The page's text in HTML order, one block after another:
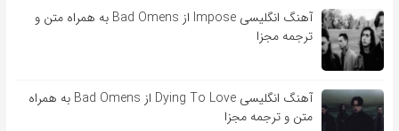
آهنگ انگلیسی Impose از Bad Omens به همراه متن و
ترجمه مجزا
آهنگ انگلیسی Dying To Love از Bad Omens به همراه
متن و ترجمه مجزا